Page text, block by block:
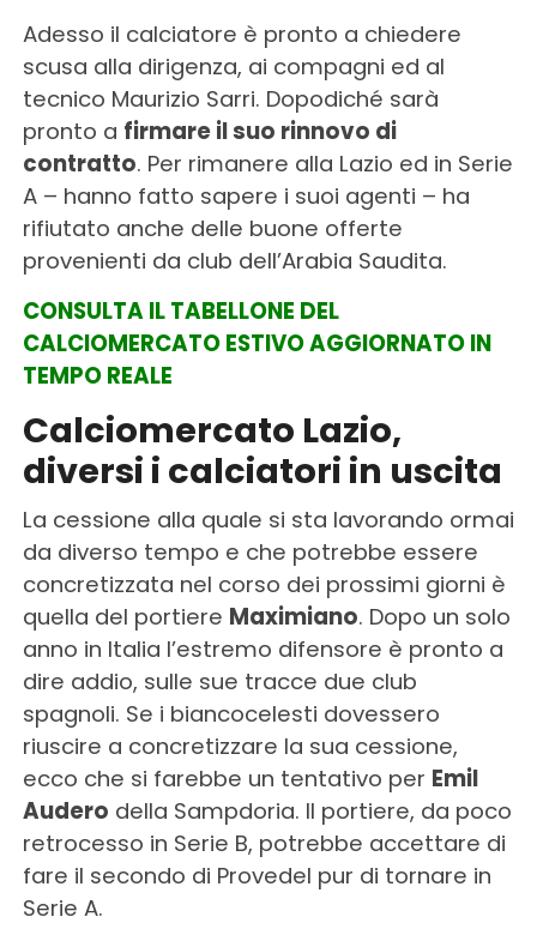
Adesso il calciatore è pronto a chiedere
scusa alla dirigenza, ai compagni ed al
tecnico Maurizio Sarri. Dopodiché sarà
pronto a firmare il suo rinnovo di
contratto. Per rimanere alla Lazio ed in Serie
A – hanno fatto sapere i suoi agenti – ha
rifiutato anche delle buone offerte
provenienti da club dell’Arabia Saudita.
CONSULTA IL TABELLONE DEL
CALCIOMERCATO ESTIVO AGGIORNATO IN
TEMPO REALE
Calciomercato Lazio,
diversi i calciatori in uscita
La cessione alla quale si sta lavorando ormai
da diverso tempo e che potrebbe essere
concretizzata nel corso dei prossimi giorni è
quella del portiere Maximiano. Dopo un solo
anno in Italia l’estremo difensore è pronto a
dire addio, sulle sue tracce due club
spagnoli. Se i biancocelesti dovessero
riuscire a concretizzare la sua cessione,
ecco che si farebbe un tentativo per Emil
Audero della Sampdoria. Il portiere, da poco
retrocesso in Serie B, potrebbe accettare di
fare il secondo di Provedel pur di tornare in
Serie A.